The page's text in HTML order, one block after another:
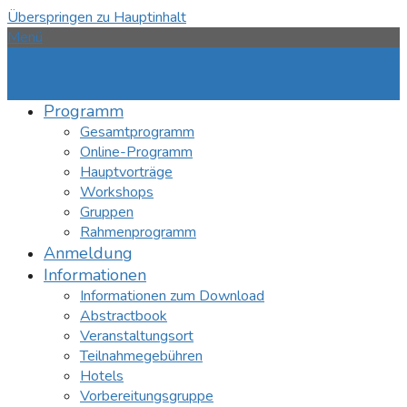
Überspringen zu Hauptinhalt
Menü
Programm
Gesamtprogramm
Online-Programm
Hauptvorträge
Workshops
Gruppen
Rahmenprogramm
Anmeldung
Informationen
Informationen zum Download
Abstractbook
Veranstaltungsort
Teilnahmegebühren
Hotels
Vorbereitungsgruppe